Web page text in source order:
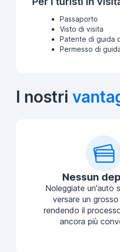
Passaporto
Visto di visita
Patente di guida
Permesso di
I nostri
Nessun
Noleggiate un'auto
versare un
rendendo il
ancora più